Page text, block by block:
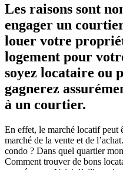
Les raisons sont
engager un
louer votre
logement pour
soyez locataire ou
gagnerez
à un courtier.
En effet, le marché locatif peut
marché de la vente et de
condo ? Dans quel quartier
Comment trouver de bons